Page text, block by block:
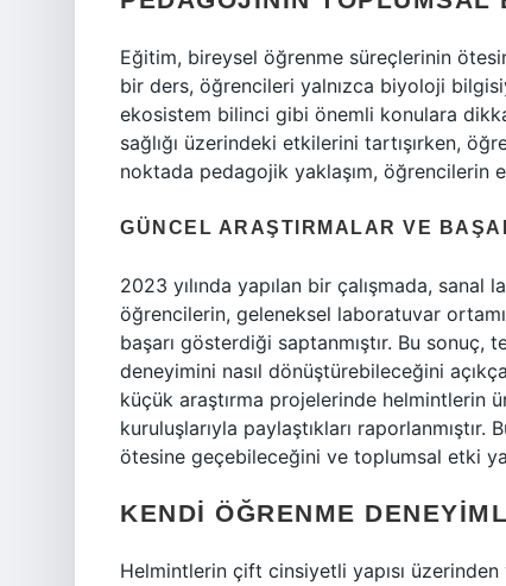
Eğitim, bireysel öğrenme süreçlerinin
bir ders, öğrencileri yalnızca biyoloji
ekosistem bilinci gibi önemli konulara
sağlığı üzerindeki etkilerini tartışırken,
noktada pedagojik yaklaşım, öğrencilerin
GÜNCEL ARAŞTIRMALAR VE
2023 yılında yapılan bir çalışmada,
öğrencilerin, geleneksel laboratuvar
başarı gösterdiği saptanmıştır. Bu
deneyimini nasıl dönüştürebileceğini
küçük araştırma projelerinde helmintlerin
kuruluşlarıyla paylaştıkları raporlanmıştır.
ötesine geçebileceğini ve toplumsal etki
KENDI ÖĞRENME
Helmintlerin çift cinsiyetli yapısı